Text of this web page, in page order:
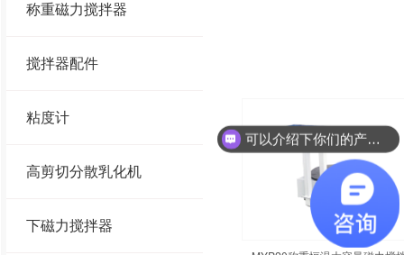
称重磁力搅拌器
搅拌器配件
粘度计
高剪切分散乳化机
下磁力搅拌器
可以介绍下你们的产品么？